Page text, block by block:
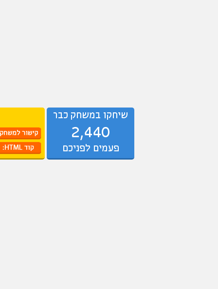
שיחקו במשחק כבר
2,440
פעמים לפניכם